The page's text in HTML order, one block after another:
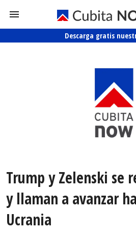
Descarga gratis
Trump y Zelenski se
y llaman a avanzar
Ucrania